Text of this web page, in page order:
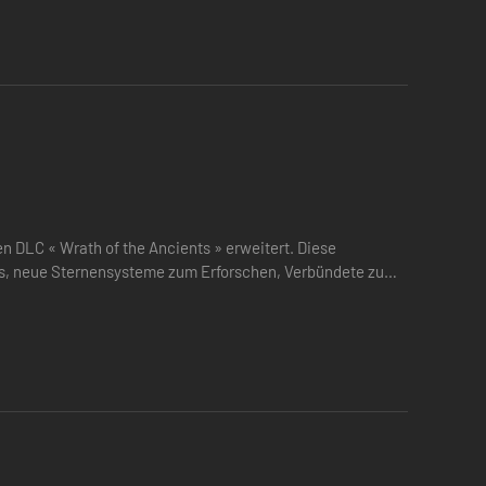
und ihre Heimatwelten.
DLC « Wrath of the Ancients » erweitert. Diese
Sternensysteme zum Erforschen, Verbündete zum